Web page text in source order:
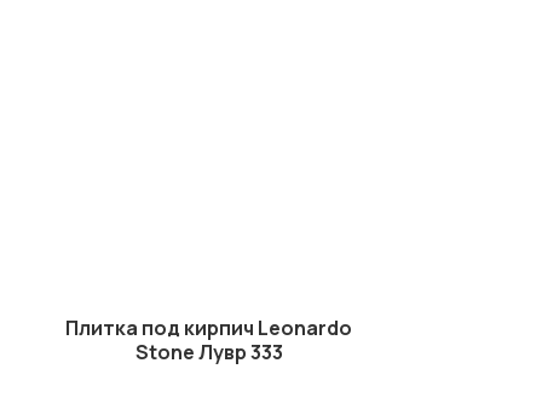
Плитка под кирпич Leonardo
Stone Лувр 333